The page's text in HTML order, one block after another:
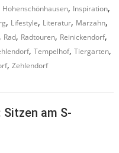
Hohenschönhausen, Inspiration,
, Lifestyle, Literatur, Marzahn,
, Rad, Radtouren, Reinickendorf,
,Tempelhof,Tiergarten,
,Zehlendorf
am S-